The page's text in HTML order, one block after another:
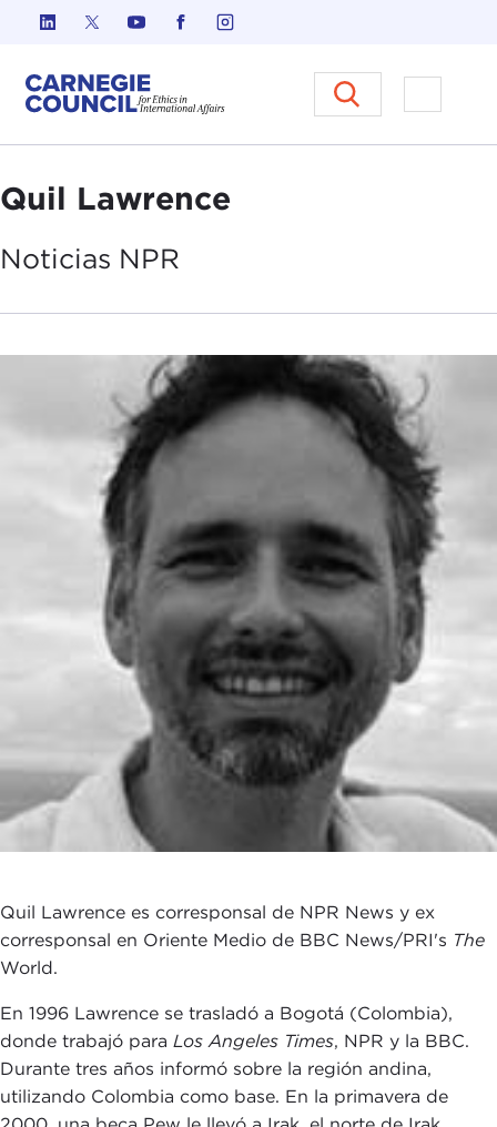
Ir al contenido
Carnegie Council sobre Ética
Abrir el
Quil Lawrence
Noticias NPR
Quil Lawrence es corresponsal de NPR News y ex
corresponsal en Oriente Medio de BBC News/PRI's The
World.
En 1996 Lawrence se trasladó a Bogotá (Colombia),
donde trabajó para Los Angeles Times, NPR y la BBC.
Durante tres años informó sobre la región andina,
utilizando Colombia como base. En la primavera de